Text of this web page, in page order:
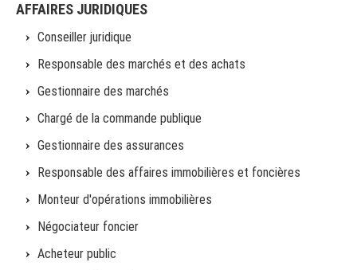
AFFAIRES JURIDIQUES
Conseiller juridique
Responsable des marchés et des achats
Gestionnaire des marchés
Chargé de la commande publique
Gestionnaire des assurances
Responsable des affaires immobilières et foncières
Monteur d'opérations immobilières
Négociateur foncier
Acheteur public